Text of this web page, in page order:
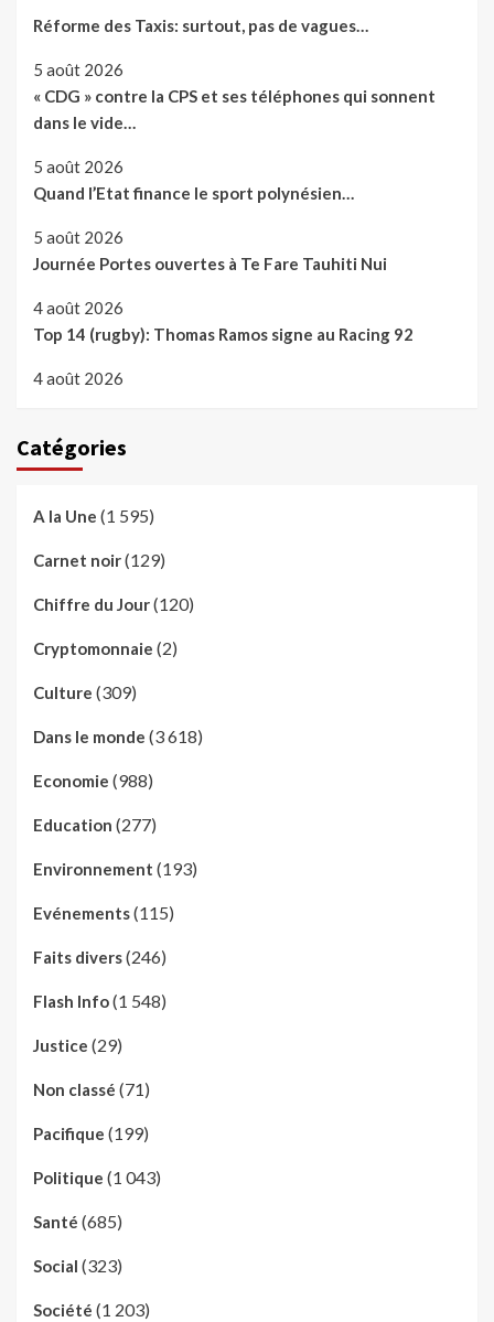
Réforme des Taxis: surtout, pas de vagues…
5 août 2026
« CDG » contre la CPS et ses téléphones qui sonnent
dans le vide…
5 août 2026
Quand l’Etat finance le sport polynésien…
5 août 2026
Journée Portes ouvertes à Te Fare Tauhiti Nui
4 août 2026
Top 14 (rugby): Thomas Ramos signe au Racing 92
4 août 2026
Catégories
A la Une (1 595)
Carnet noir(129)
Chiffre du Jour(120)
Cryptomonnaie (2)
Culture (309)
Dans le monde (3 618)
Economie (988)
Education (277)
Environnement (193)
Evénements(115)
Faits divers(246)
Flash Info(1 548)
Justice (29)
Non classé (71)
Pacifique (199)
Politique (1 043)
Santé (685)
Social (323)
Société (1 203)